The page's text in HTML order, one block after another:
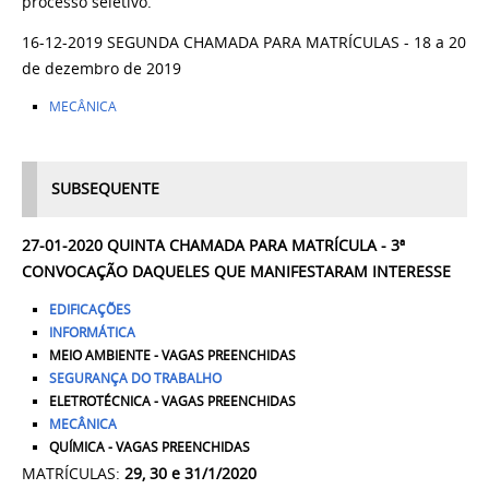
16-12-2019 SEGUNDA CHAMADA PARA MATRÍCULAS - 18 a 20
de dezembro de 2019
MECÂNICA
SUBSEQUENTE
27-01-2020 QUINTA CHAMADA PARA MATRÍCULA - 3ª
CONVOCAÇÃO DAQUELES QUE MANIFESTARAM INTERESSE
EDIFICAÇÕES
INFORMÁTICA
MEIO AMBIENTE - VAGAS PREENCHIDAS
SEGURANÇA DO TRABALHO
ELETROTÉCNICA - VAGAS PREENCHIDAS
MECÂNICA
QUÍMICA - VAGAS PREENCHIDAS
MATRÍCULAS: 29, 30 e 31/1/2020